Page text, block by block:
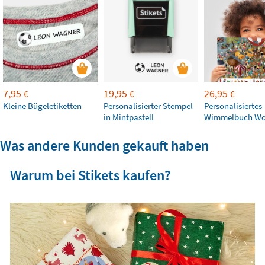
7,95 €
Kleine Bügeletiketten
19,95 €
Personalisierter Stempel
in Mintpastell
26,95 €
Personalisiertes
Wimmelbuch
Was andere Kunden gekauft haben
Warum bei Stikets kaufen?